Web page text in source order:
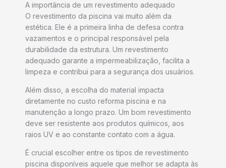
A importância de um revestimento adequado
O revestimento da piscina vai muito além da
estética. Ele é a primeira linha de defesa contra
vazamentos e o principal responsável pela
durabilidade da estrutura. Um revestimento
adequado garante a impermeabilização, facilita a
limpeza e contribui para a segurança dos usuários.
Além disso, a escolha do material impacta
diretamente no custo reforma piscina e na
manutenção a longo prazo. Um bom revestimento
deve ser resistente aos produtos químicos, aos
raios UV e ao constante contato com a água.
É crucial escolher entre os tipos de revestimento
piscina disponíveis aquele que melhor se adapta às